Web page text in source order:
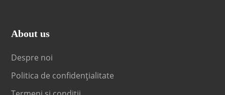
About us
Despre noi
Politica de confidențialitate